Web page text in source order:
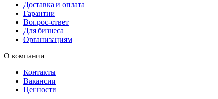
Доставка и оплата
Гарантии
Вопрос-ответ
Для бизнеса
Организациям
О компании
Контакты
Вакансии
Ценности